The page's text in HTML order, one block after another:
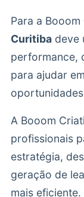
Para a
Curitiba deve
performance,
para ajudar
A Booom
profissionais
estratégia,
geração de
mais eficiente.